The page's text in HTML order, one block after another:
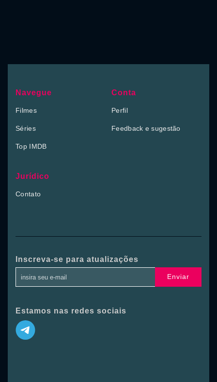
Navegue
Filmes
Séries
Top IMDB
Conta
Perfil
Feedback e sugestão
Jurídico
Contato
Inscreva-se para atualizações
Enviar
Estamos nas redes sociais